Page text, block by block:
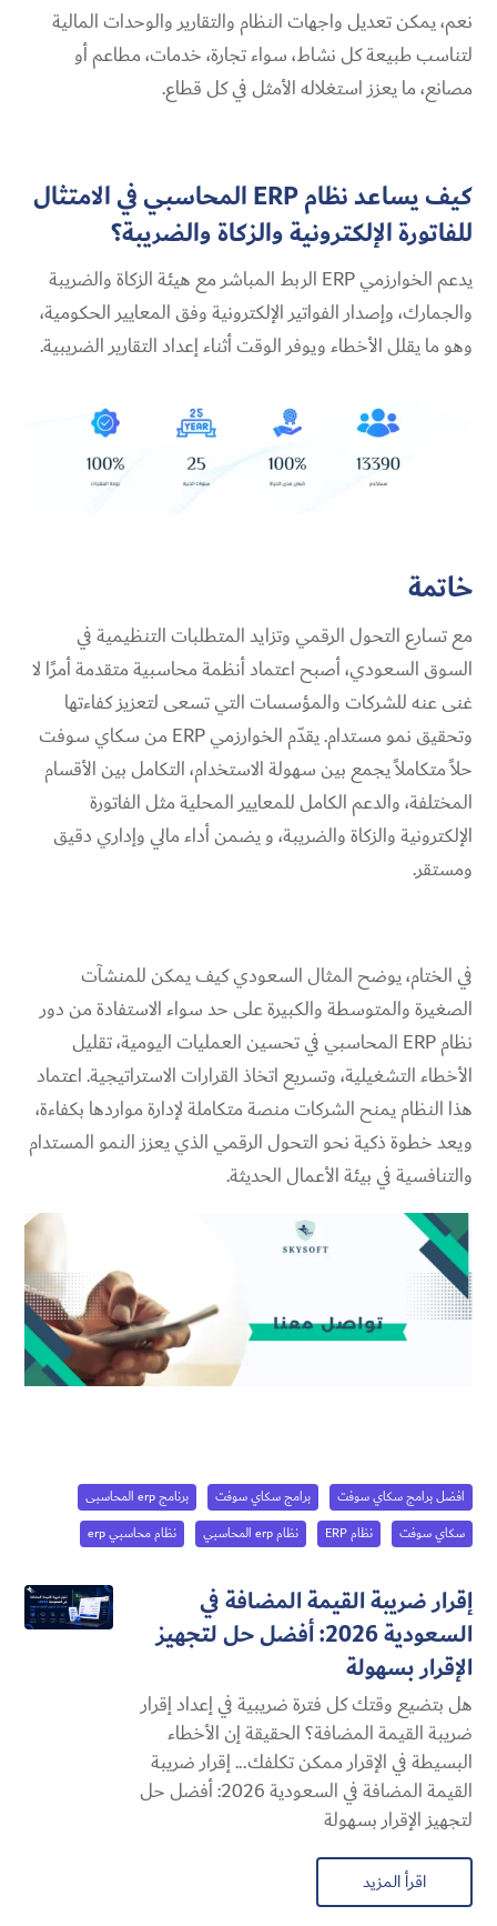
نعم، يمكن تعديل واجهات النظام والتقارير والوحدات المالية
لتناسب طبيعة كل نشاط، سواء تجارة، خدمات، مطاعم أو
مصانع، ما يعزز استغلاله الأمثل في كل قطاع.
كيف يساعد نظام ERP المحاسبي في الامتثال
للفاتورة الإلكترونية والزكاة والضريبة؟
يدعم الخوارزمي ERP الربط المباشر مع هيئة الزكاة والضريبة
والجمارك، وإصدار الفواتير الإلكترونية وفق المعايير الحكومية،
وهو ما يقلل الأخطاء ويوفر الوقت أثناء إعداد التقارير الضريبية.
خاتمة
مع تسارع التحول الرقمي وتزايد المتطلبات التنظيمية في
السوق السعودي، أصبح اعتماد أنظمة محاسبية متقدمة أمرًا لا
غنى عنه للشركات والمؤسسات التي تسعى لتعزيز كفاءتها
وتحقيق نمو مستدام. يقدّم الخوارزمي ERP من سكاي سوفت
حلاً متكاملاً يجمع بين سهولة الاستخدام، التكامل بين الأقسام
المختلفة، والدعم الكامل للمعايير المحلية مثل الفاتورة
الإلكترونية والزكاة والضريبة، و يضمن أداء مالي وإداري دقيق
ومستقر.
في الختام، يوضح المثال السعودي كيف يمكن للمنشآت
الصغيرة والمتوسطة والكبيرة على حد سواء الاستفادة من دور
نظام ERP المحاسبي في تحسين العمليات اليومية، تقليل
الأخطاء التشغيلية، وتسريع اتخاذ القرارات الاستراتيجية. اعتماد
هذا النظام يمنح الشركات منصة متكاملة لإدارة مواردها بكفاءة،
ويعد خطوة ذكية نحو التحول الرقمي الذي يعزز النمو المستدام
والتنافسية في بيئة الأعمال الحديثة.
افضل برامج سكاي سوفت برامج سكاي سوفت
برنامج erp المحاسبى
سكاي سوفت
نظام ERP نظام erp المحاسبي نظام محاسبي erp
إقرار ضريبة القيمة المضافة في
السعودية 2026: أفضل حل لتجهيز
الإقرار بسهولة
هل بتضيع وقتك كل فترة ضريبية في إعداد إقرار
ضريبة القيمة المضافة؟ الحقيقة إن الأخطاء
البسيطة في الإقرار ممكن تكلفك... إقرار ضريبة
القيمة المضافة في السعودية 2026: أفضل حل
لتجهيز الإقرار بسهولة
اقرأ المزيد